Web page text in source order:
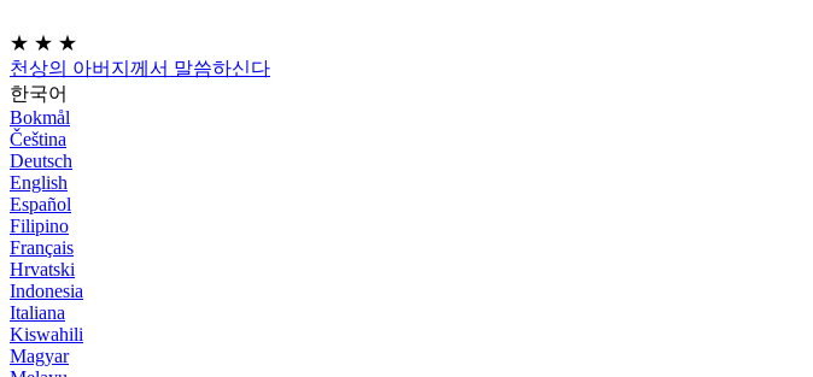
★ ★ ★
천상의 아버지께서 말씀하신다
한국어
Bokmål
Čeština
Deutsch
English
Español
Filipino
Français
Hrvatski
Indonesia
Italiana
Kiswahili
Magyar